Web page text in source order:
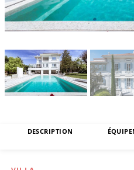
DESCRIPTION